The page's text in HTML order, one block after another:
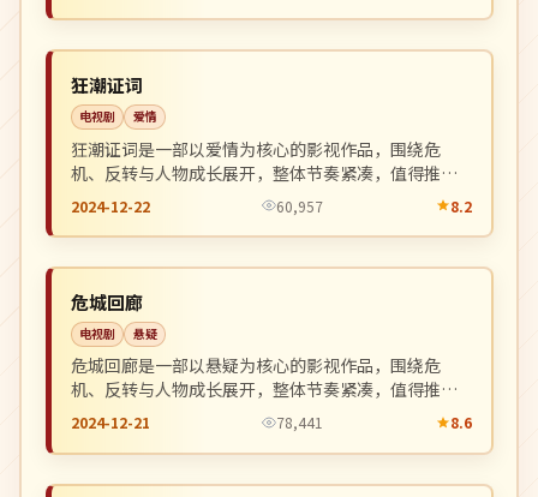
中国
狂潮证词
电视剧 爱情
狂潮证词是一部以爱情为核心的影视作品，围绕危
机、反转与人物成长展开，整体节奏紧凑，值得推荐
观看。
2024-12-22 60,957 8.2
中国
危城回廊
电视剧 悬疑
危城回廊是一部以悬疑为核心的影视作品，围绕危
机、反转与人物成长展开，整体节奏紧凑，值得推荐
观看。
2024-12-21 78,441 8.6